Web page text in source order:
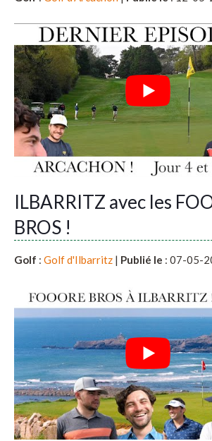
ILBARRITZ avec les
BROS !
Golf : Golf d'Ilbarritz | Publié le : 07-05-